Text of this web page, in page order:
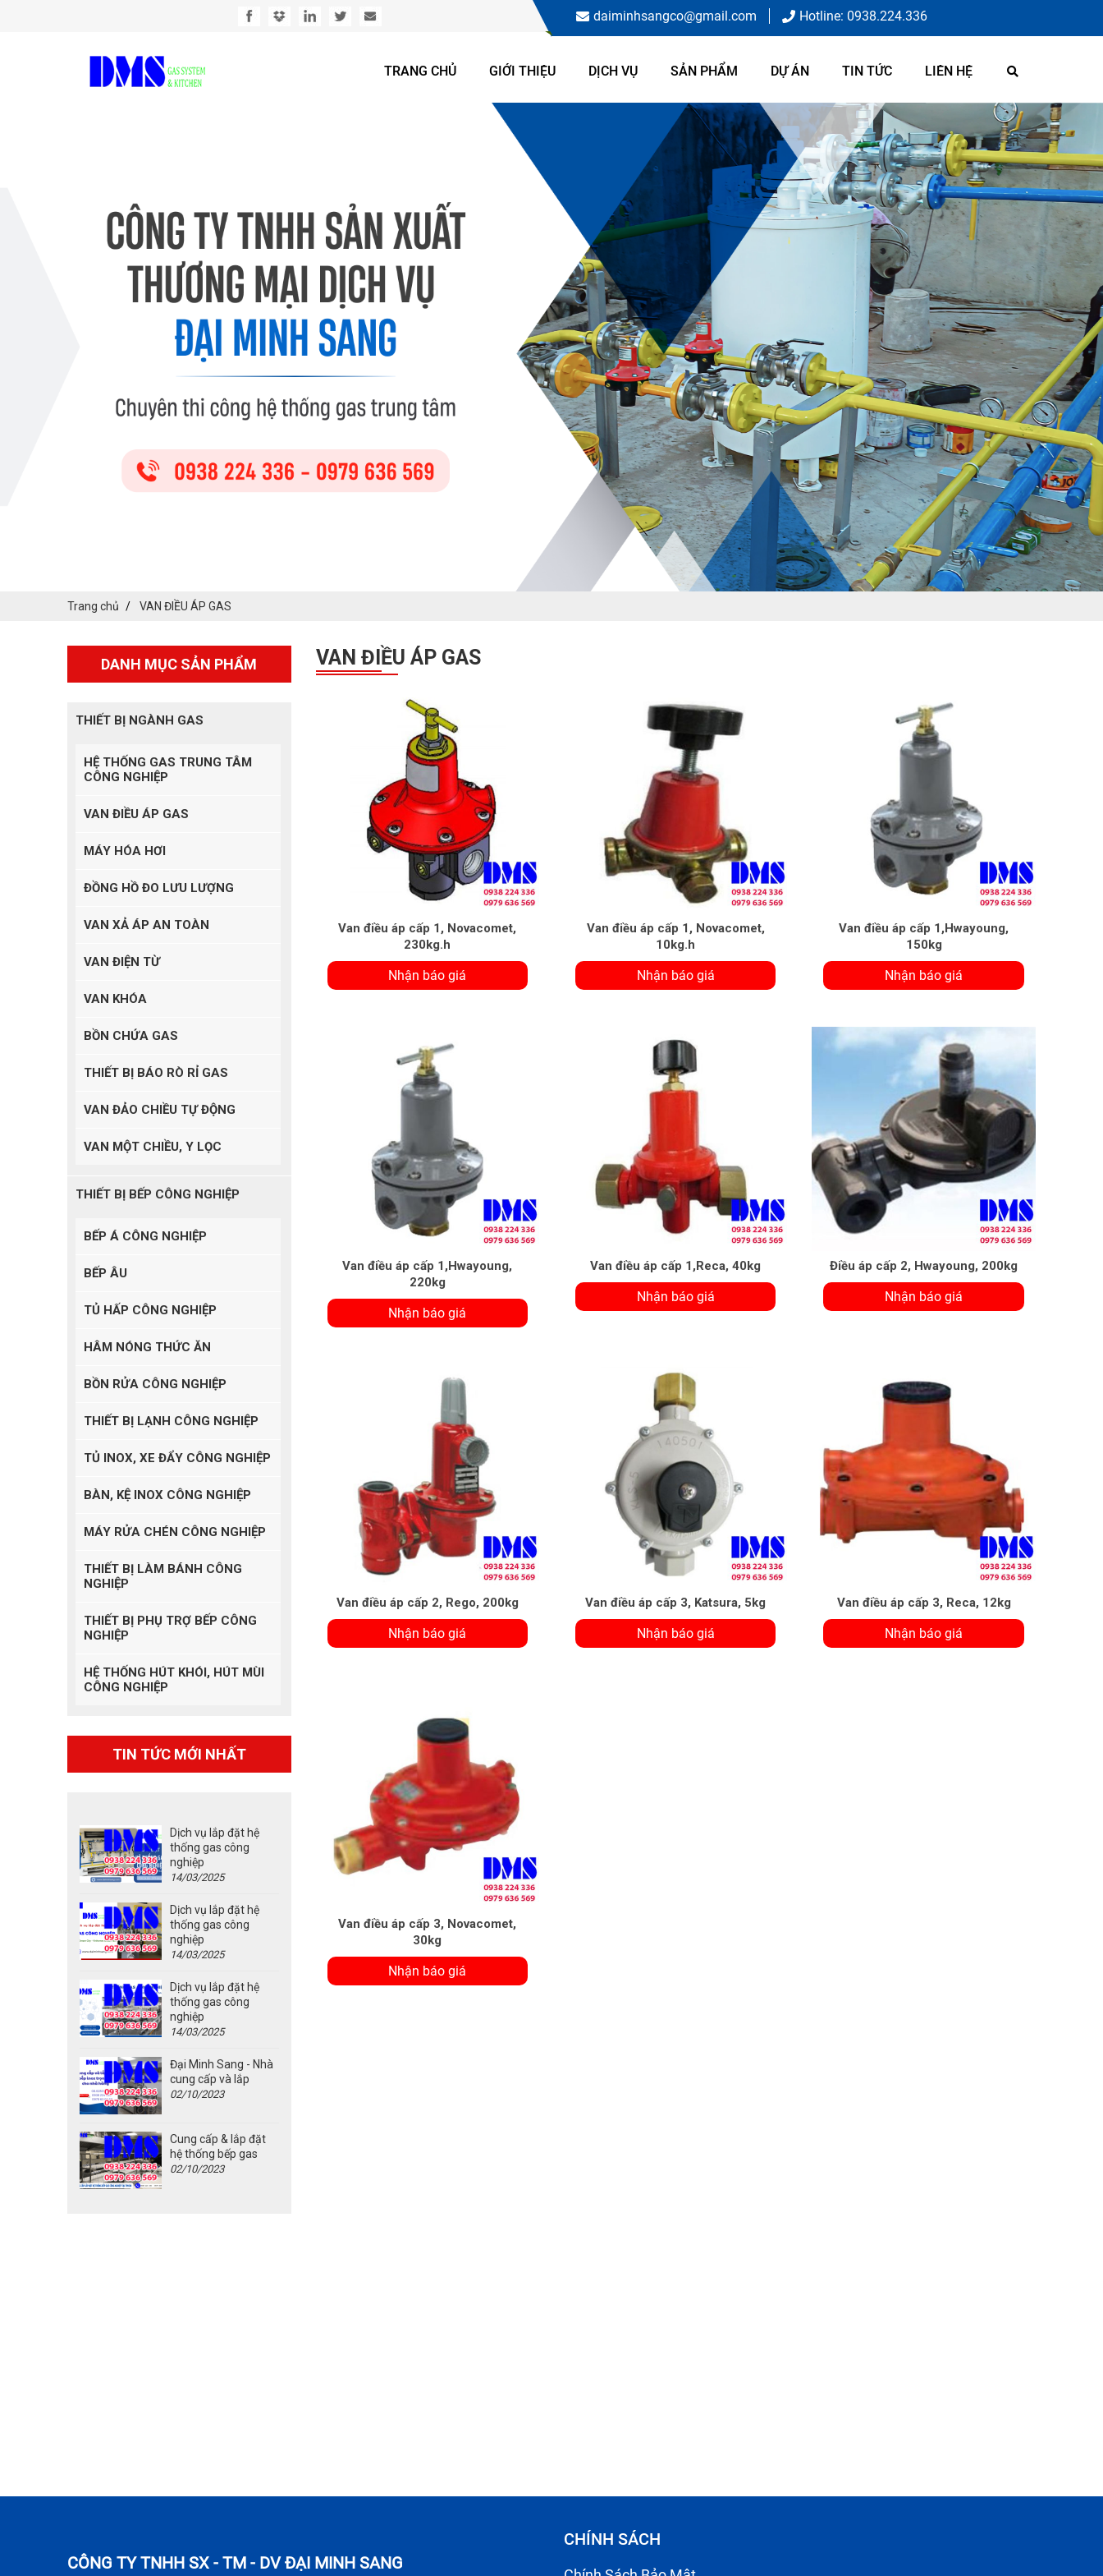
daiminhsangco@gmail.com Hotline: 0938.224.336
TRANG CHỦ GIỚI THIỆU DỊCH VỤ SẢN PHẨM DỰ ÁN TIN TỨC LIÊN HỆ
Trang chủ VAN ĐIỀU ÁP GAS
DANH MỤC SẢN PHẨM
THIẾT BỊ NGÀNH GAS
HỆ THỐNG GAS TRUNG TÂM
CÔNG NGHIỆP
VAN ĐIỀU ÁP GAS
MÁY HÓA HƠI
ĐỒNG HỒ ĐO LƯU LƯỢNG
VAN XẢ ÁP AN TOÀN
VAN ĐIỆN TỪ
VAN KHÓA
BỒN CHỨA GAS
THIẾT BỊ BÁO RÒ RỈ GAS
VAN ĐẢO CHIỀU TỰ ĐỘNG
VAN MỘT CHIỀU, Y LỌC
THIẾT BỊ BẾP CÔNG NGHIỆP
BẾP Á CÔNG NGHIỆP
BẾP ÂU
TỦ HẤP CÔNG NGHIỆP
HÂM NÓNG THỨC ĂN
BỒN RỬA CÔNG NGHIỆP
THIẾT BỊ LẠNH CÔNG NGHIỆP
TỦ INOX, XE ĐẨY CÔNG NGHIỆP
BÀN, KỆ INOX CÔNG NGHIỆP
MÁY RỬA CHÉN CÔNG NGHIỆP
THIẾT BỊ LÀM BÁNH CÔNG
NGHIỆP
THIẾT BỊ PHỤ TRỢ BẾP CÔNG
NGHIỆP
HỆ THỐNG HÚT KHÓI, HÚT MÙI
CÔNG NGHIỆP
TIN TỨC MỚI NHẤT
Dịch vụ lắp đặt hệ
thống gas công
nghiệp
14/03/2025
Dịch vụ lắp đặt hệ
thống gas công
nghiệp
14/03/2025
Dịch vụ lắp đặt hệ
thống gas công
nghiệp
14/03/2025
Đại Minh Sang - Nhà
cung cấp và lắp
02/10/2023
Cung cấp & lắp đặt
hệ thống bếp gas
02/10/2023
VAN ĐIỀU ÁP GAS
Van điều áp cấp 1, Novacomet,
230kg.h
Nhận báo giá
Van điều áp cấp 1, Novacomet,
10kg.h
Nhận báo giá
Van điều áp cấp 1,Hwayoung,
150kg
Nhận báo giá
Van điều áp cấp 1,Hwayoung,
220kg
Nhận báo giá
Van điều áp cấp 1,Reca, 40kg
Nhận báo giá
Điều áp cấp 2, Hwayoung, 200kg
Nhận báo giá
Van điều áp cấp 2, Rego, 200kg
Nhận báo giá
Van điều áp cấp 3, Katsura, 5kg
Nhận báo giá
Van điều áp cấp 3, Reca, 12kg
Nhận báo giá
Van điều áp cấp 3, Novacomet,
30kg
Nhận báo giá
CÔNG TY TNHH SX - TM - DV ĐẠI MINH SANG
CHÍNH SÁCH
ĐĂNG KÝ TƯ VẤN
0938.224.336